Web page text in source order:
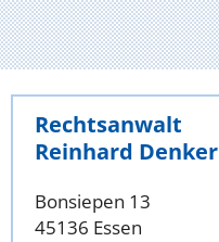
Rechtsanwalt
Reinhard Denker
Bonsiepen 13
45136 Essen